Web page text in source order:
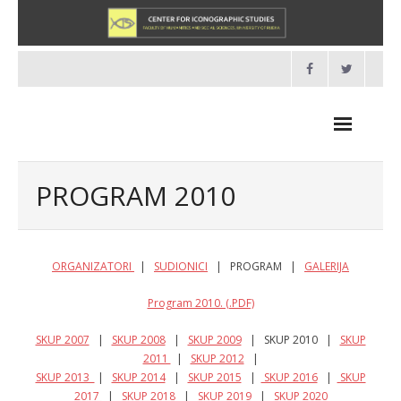
content
PROGRAM 2010
ORGANIZATORI | SUDIONICI | PROGRAM | GALERIJA
Program 2010. (.PDF)
SKUP 2007 | SKUP 2008| SKUP 2009| SKUP 2010 | SKUP
2011
| SKUP 2012|
SKUP 2013
| SKUP 2014| SKUP 2015 | SKUP 2016|
SKUP
2017
| SKUP 2018| SKUP 2019| SKUP 2020